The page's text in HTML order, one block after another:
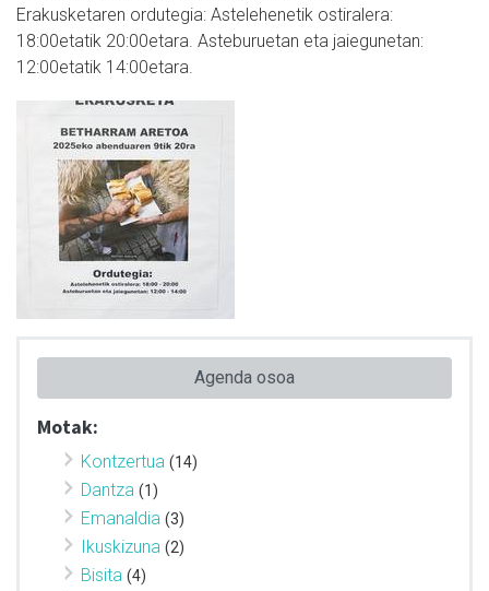
Erakusketaren ordutegia: Astelehenetik ostiralera:
18:00etatik 20:00etara. Asteburuetan eta jaiegunetan:
12:00etatik 14:00etara.
Agenda osoa
Motak:
Kontzertua (14)
Dantza (1)
Emanaldia (3)
Ikuskizuna (2)
Bisita (4)